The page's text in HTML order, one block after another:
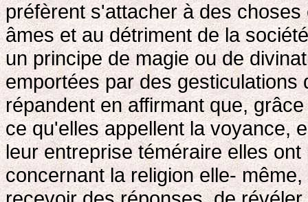
préfèrent s'attacher à des
âmes et au détriment de la
un principe de magie ou de
emportées par des
répandent en affirmant que,
ce qu'elles appellent la voyance,
leur entreprise téméraire elles
concernant la religion elle-